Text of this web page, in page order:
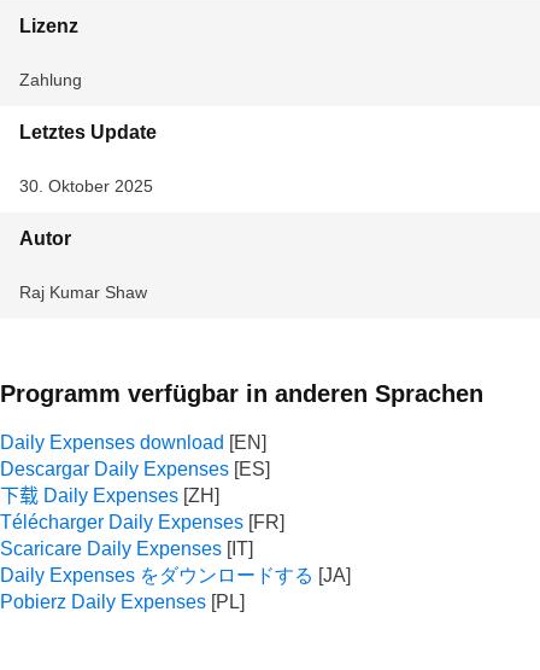
Lizenz
Zahlung
Letztes Update
30. Oktober 2025
Autor
Raj Kumar Shaw
Programm verfügbar in anderen Sprachen
Daily Expenses download
Descargar Daily Expenses
下载 Daily Expenses
Télécharger Daily Expenses
Scaricare Daily Expenses
Daily Expenses をダウンロードする
Pobierz Daily Expenses